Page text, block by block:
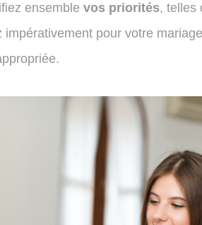
ensemble vos priorités, telles
pour votre